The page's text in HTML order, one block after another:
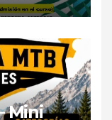
Mini